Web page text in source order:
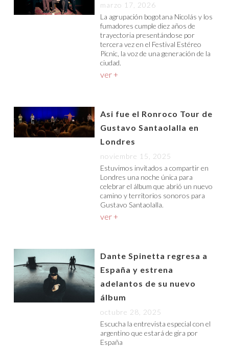
marzo 17, 2026
La agrupación bogotana Nicolás y los
fumadores cumple diez años de
trayectoria presentándose por
tercera vez en el Festival Estéreo
Picnic, la voz de una generación de la
ciudad.
ver +
Asi fue el Ronroco Tour de
Gustavo Santaolalla en
Londres
noviembre 15, 2025
Estuvimos invitados a compartir en
Londres una noche única para
celebrar el álbum que abrió un nuevo
camino y territorios sonoros para
Gustavo Santaolalla.
ver +
Dante Spinetta regresa a
España y estrena
adelantos de su nuevo
álbum
octubre 28, 2025
Escucha la entrevista especial con el
argentino que estará de gira por
España